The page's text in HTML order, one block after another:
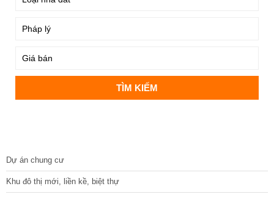
Dự án chung cư
Khu đô thị mới, liền kề, biệt thự